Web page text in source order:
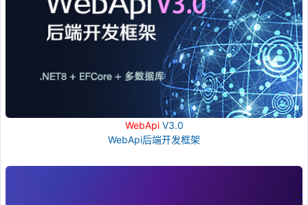
WebApiV3.0
WebApi后端开发框架